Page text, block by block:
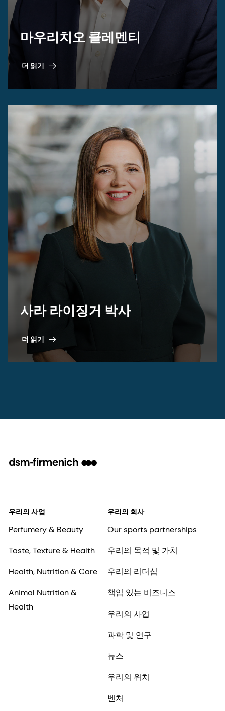
마우리치오 클레멘티
더 읽기
사라 라이징거 박사
더 읽기
우리의 사업
Perfumery & Beauty
Taste, Texture & Health
Health, Nutrition & Care
Animal Nutrition &
Health
우리의 회사
Our sports partnerships
우리의 목적 및 가치
우리의 리더십
책임 있는 비즈니스
우리의 사업
과학 및 연구
뉴스
우리의 위치
벤처